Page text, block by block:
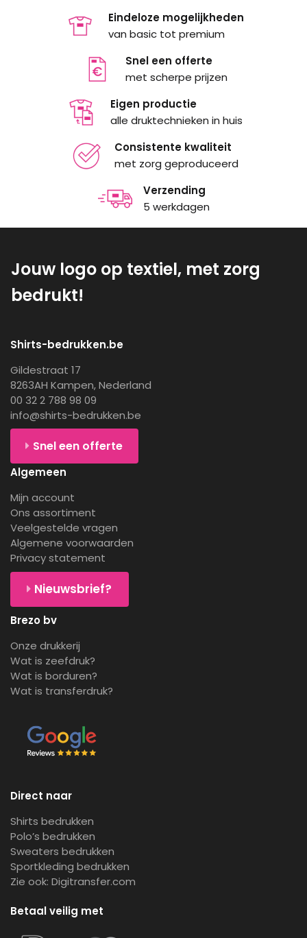
Eindeloze mogelijkheden
van basic tot premium
Snel een offerte
met scherpe prijzen
Eigen productie
alle druktechnieken in huis
Consistente kwaliteit
met zorg geproduceerd
Verzending
5 werkdagen
Jouw logo op textiel, met zorg
bedrukt!
Shirts-bedrukken.be
Gildestraat 17
8263AH Kampen, Nederland
00 32 2 788 98 09
info@shirts-bedrukken.be
Snel een offerte
Algemeen
Mijn account
Ons assortiment
Veelgestelde vragen
Algemene voorwaarden
Privacy statement
Nieuwsbrief?
Brezo bv
Onze drukkerij
Wat is zeefdruk?
Wat is borduren?
Wat is transferdruk?
Direct naar
Shirts bedrukken
Polo’s bedrukken
Sweaters bedrukken
Sportkleding bedrukken
Zie ook: Digitransfer.com
Betaal veilig met